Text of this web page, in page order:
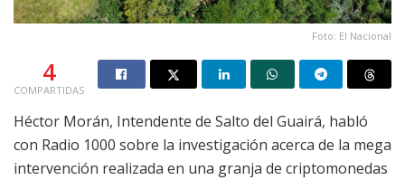
Foto: El Nacional
4
COMPARTIDAS
Héctor Morán, Intendente de Salto del Guairá, habló
con Radio 1000 sobre la investigación acerca de la mega
intervención realizada en una granja de criptomonedas